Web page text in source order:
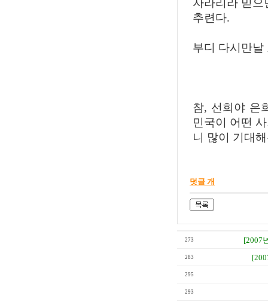
자라리라 믿으
추련다.
부디 다시만날
참, 선희야 은
민국이 어떤
니 많이 기대
덧글 개
273 [2007
283
295
293